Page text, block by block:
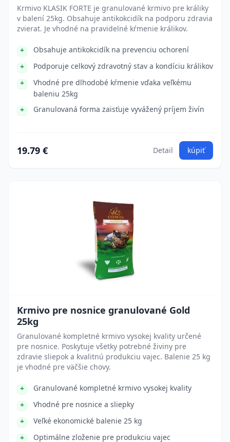
Krmivo KLASIK FORTE je granulované krmivo pre králiky
v balení 25kg. Obsahuje antikokcidík na podporu zdravia
zvierat. Je vhodné na pravidelné kŕmenie králikov.
Obsahuje antikokcidík na prevenciu ochorení
Podporuje celkový zdravotný stav a kondíciu králikov
Vhodné pre dlhodobé kŕmenie vďaka veľkému
baleniu 25kg
Granulovaná forma zaisťuje vyvážený príjem živín
19.79 € Detail kúpiť
Krmivo pre nosnice granulované Gold
25kg
Granulované kompletné krmivo vysokej kvality určené
pre nosnice. Poskytuje všetky potrebné živiny pre
zdravie sliepok a kvalitnú produkciu vajec. Balenie 25 kg
je vhodné pre väčšie chovy.
Granulované kompletné krmivo vysokej kvality
Vhodné pre nosnice a sliepky
Veľké ekonomické balenie 25 kg
Optimálne zloženie pre produkciu vajec